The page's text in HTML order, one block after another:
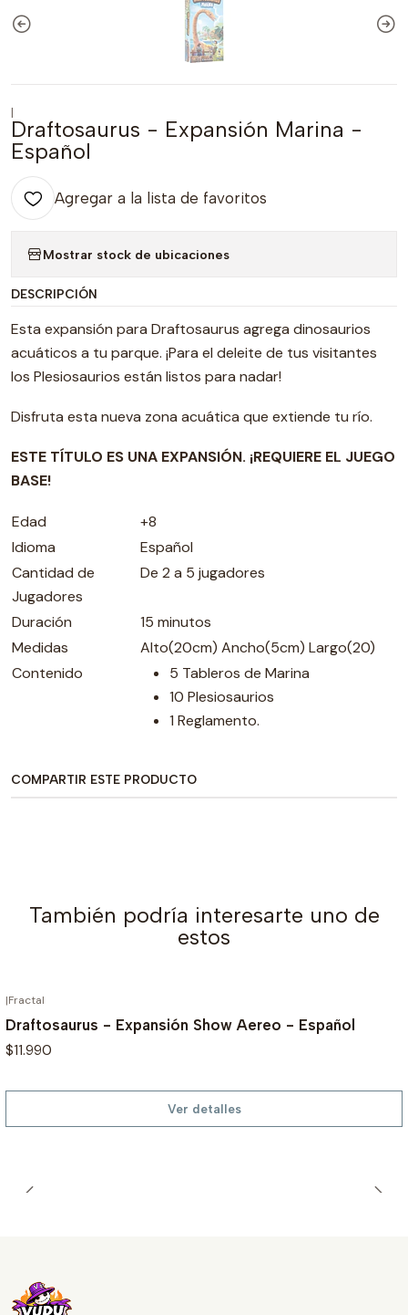
|
Draftosaurus - Expansión Marina -
Español
Agregar a la lista de favoritos
Mostrar stock de ubicaciones
DESCRIPCIÓN
Esta expansión para Draftosaurus agrega dinosaurios
acuáticos a tu parque. ¡Para el deleite de tus visitantes
los Plesiosaurios están listos para nadar!
Disfruta esta nueva zona acuática que extiende tu río.
ESTE TÍTULO ES UNA EXPANSIÓN. ¡REQUIERE EL JUEGO
BASE!
Edad
+8
Idioma
Español
Cantidad de
Jugadores
De 2 a 5 jugadores
Duración
15 minutos
Medidas
Alto(20cm) Ancho(5cm) Largo(20)
Contenido
5 Tableros de Marina
10 Plesiosaurios
1 Reglamento.
COMPARTIR ESTE PRODUCTO
También podría interesarte uno de
estos
|Fractal
Draftosaurus - Expansión Show Aereo - Español
$11.990
Ver detalles